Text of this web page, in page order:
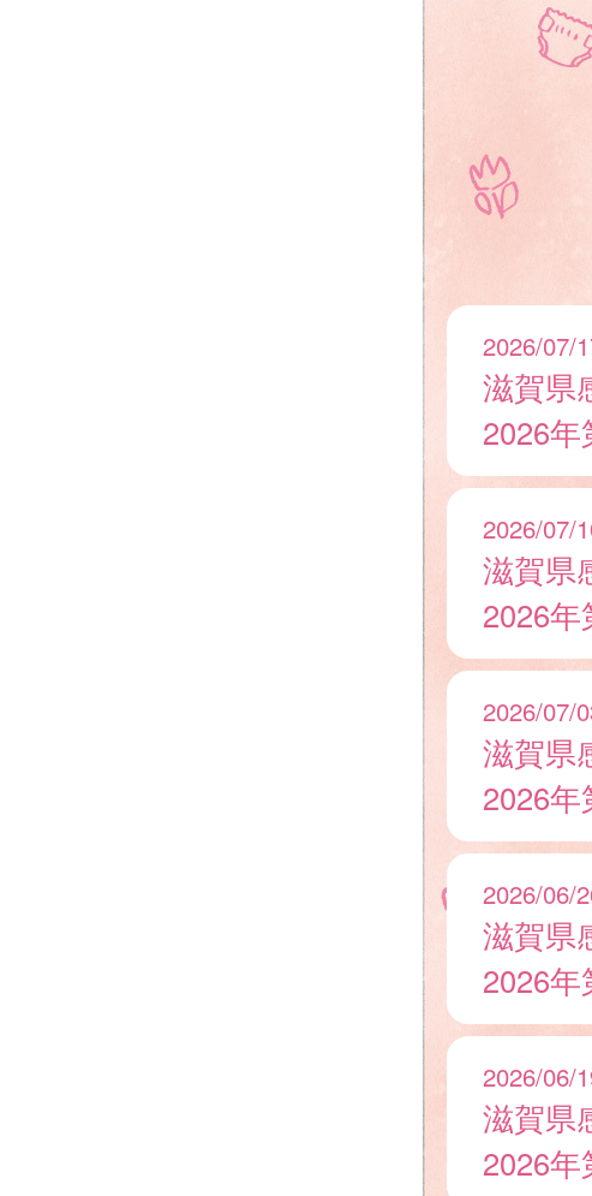
2026/07/
滋賀県
2026年
2026/07/
滋賀県
2026年
2026/07/
滋賀県
2026年
2026/06/
滋賀県
2026年
2026/06/
滋賀県
2026年